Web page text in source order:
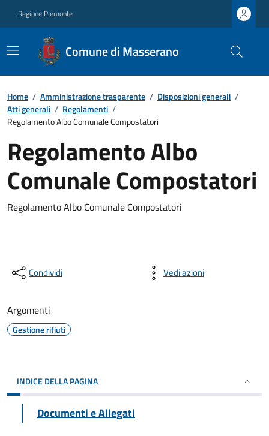
Regione Piemonte
Comune di Masserano
Home / Amministrazione trasparente / Disposizioni generali /
Atti generali / Regolamenti /
Regolamento Albo Comunale Compostatori
Regolamento Albo
Comunale Compostatori
Regolamento Albo Comunale Compostatori
Condividi Vedi azioni
Argomenti
Gestione rifiuti
INDICE DELLA PAGINA
Documenti e Allegati